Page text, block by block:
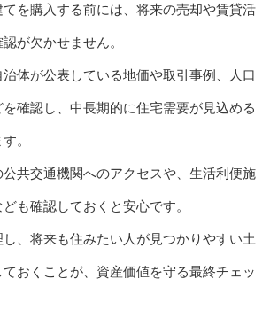
を購入する前には、将来の売却や賃貸活
が欠かせません。
体が公表している地価や取引事例、人口
確認し、中長期的に住宅需要が見込める
。
共交通機関へのアクセスや、生活利便施
も確認しておくと安心です。
、将来も住みたい人が見つかりやすい土
おくことが、資産価値を守る最終チェッ